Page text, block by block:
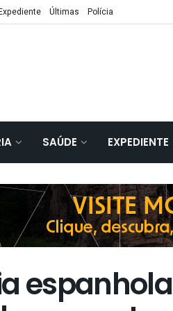
Últimas Polícia
SAÚDE EXPEDIENTE
espanhola